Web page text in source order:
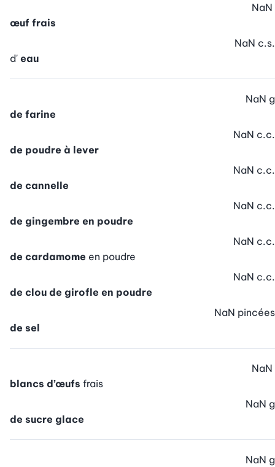
œuf frais
NaN
d' eau
NaN c.s.
de farine
NaN g
de poudre à lever
NaN c.c.
de cannelle
NaN c.c.
de gingembre en poudre
NaN c.c.
de cardamome en poudre
NaN c.c.
de clou de girofle en poudre
NaN c.c.
de sel
NaN pincées
blancs d’œufs frais
NaN
de sucre glace
NaN g
NaN g